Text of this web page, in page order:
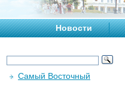
Новости
Самый Восточный